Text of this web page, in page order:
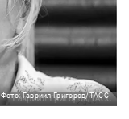
Фото: Гавриил Григоров/ТАСС